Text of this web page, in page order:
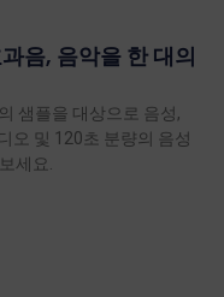
음, 음악을 한 대의
샘플을 대상으로 음성,
오 및 120초 분량의 음성
세요.